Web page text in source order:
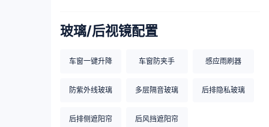
玻璃/后视镜配置
车窗一键升降 车窗防夹手 感应雨刷器
防紫外线玻璃 多层隔音玻璃 后排隐私玻璃
后排侧遮阳帘 后风挡遮阳帘